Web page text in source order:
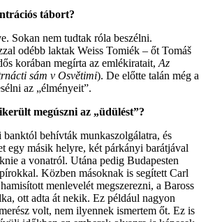
tábort?
Sokan nem tudtak róla beszélni.
odébb laktak Weiss Tomiék – őt Tomáš
korában megírta az emlékiratait, Az
sám v Osvětimi). De előtte talán még a
az „élményeit”.
megúszni az „üdülést”?
banktól behívták munkaszolgálatra, és
egy másik helyre, két párkányi barátjával
a vonatról. Utána pedig Budapesten
Közben másoknak is segített Carl
menlevelét megszerezni, a Baross
ott adta át nekik. Ez például nagyon
volt, nem ilyennek ismertem őt. Ez is